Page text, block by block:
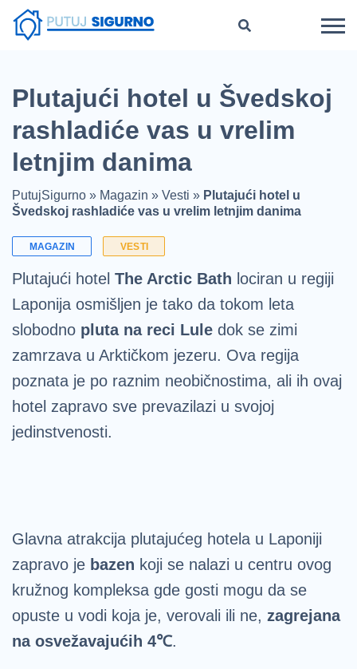
Plutajući hotel u Švedskoj
rashladiće vas u vrelim
letnjim danima
PutujSigurno » Magazin » Vesti » Plutajući hotel u
Švedskoj rashladiće vas u vrelim letnjim danima
MAGAZIN VESTI
Plutajući hotel The Arctic Bath lociran u regiji
Laponija osmišljen je tako da tokom leta
slobodno pluta na reci Lule dok se zimi
zamrzava u Arktičkom jezeru. Ova regija
poznata je po raznim neobičnostima, ali ih ovaj
hotel zapravo sve prevazilazi u svojoj
jedinstvenosti.
Glavna atrakcija plutajućeg hotela u Laponiji
zapravo je bazen koji se nalazi u centru ovog
kružnog kompleksa gde gosti mogu da se
opuste u vodi koja je, verovali ili ne, zagrejana
na osvežavajućih 4℃.